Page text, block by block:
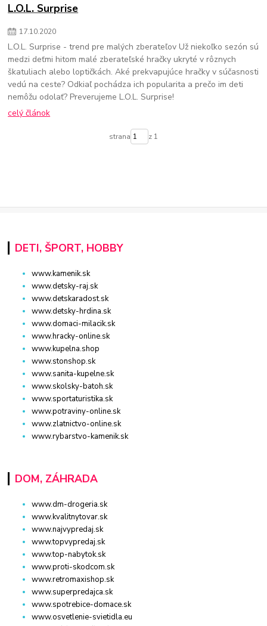
L.O.L. Surprise
17.10.2020
L.O.L. Surprise - trend pre malých zberateľov Už niekoľko sezón sú
medzi deťmi hitom malé zberateľské hračky ukryté v rôznych
škatuliach alebo loptičkách. Aké prekvapujúce hračky v súčasnosti
vedú na ceste? Odkiaľ pochádza ich popularita a prečo im deti
nemôžu odolať? Preverujeme L.O.L. Surprise!
celý článok
strana z 1
DETI, ŠPORT, HOBBY
www.kamenik.sk
www.detsky-raj.sk
www.detskaradost.sk
www.detsky-hrdina.sk
www.domaci-milacik.sk
www.hracky-online.sk
www.kupelna.shop
www.stonshop.sk
www.sanita-kupelne.sk
www.skolsky-batoh.sk
www.sportaturistika.sk
www.potraviny-online.sk
www.zlatnictvo-online.sk
www.rybarstvo-kamenik.sk
DOM, ZÁHRADA
www.dm-drogeria.sk
www.kvalitnytovar.sk
www.najvypredaj.sk
www.topvypredaj.sk
www.top-nabytok.sk
www.proti-skodcom.sk
www.retromaxishop.sk
www.superpredajca.sk
www.spotrebice-domace.sk
www.osvetlenie-svietidla.eu